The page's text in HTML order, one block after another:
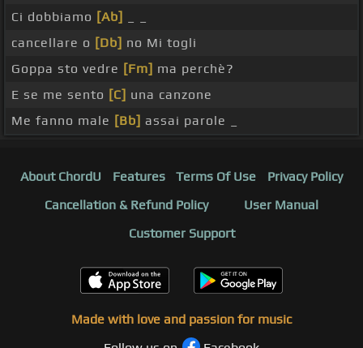
Ci dobbiamo [Ab]
cancellare o [Db] no Mi togli
Goppa sto vedre [Fm] ma perchè?
E se me sento [C] una canzone
Me fanno male [Bb] assai parole _
About ChordU Features Terms Of Use
Privacy Policy
Cancellation & Refund Policy
User Manual
Customer Support
Made with love and passion for music